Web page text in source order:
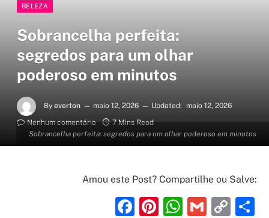
Sobrancelha perfeita: segredos para um olhar poderoso em minutos
BELEZA
Sobrancelha perfeita:
segredos para um olhar
poderoso em minutos
By everton maio 12, 2026 Updated:
maio 12, 2026
Nenhum comentário
7 Mins Read
Amou este Post? Compartilhe ou Salve:
Facebook
Pinterest
Gmail